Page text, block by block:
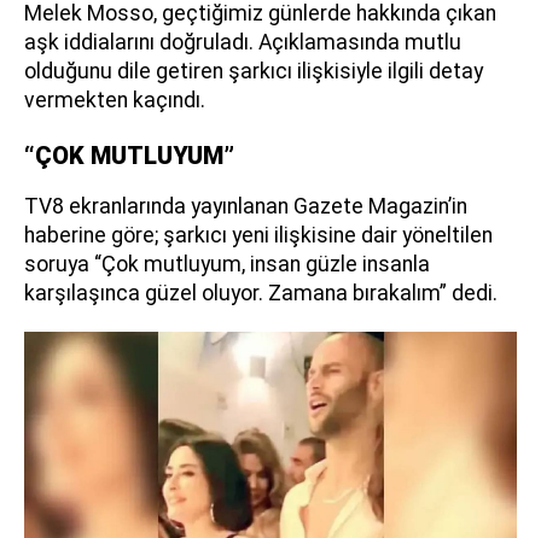
Melek Mosso, geçtiğimiz günlerde hakkında çıkan
aşk iddialarını doğruladı. Açıklamasında mutlu
olduğunu dile getiren şarkıcı ilişkisiyle ilgili detay
vermekten kaçındı.
“ÇOK MUTLUYUM”
TV8 ekranlarında yayınlanan Gazete Magazin’in
haberine göre; şarkıcı yeni ilişkisine dair yöneltilen
soruya “Çok mutluyum, insan güzle insanla
karşılaşınca güzel oluyor. Zamana bırakalım” dedi.